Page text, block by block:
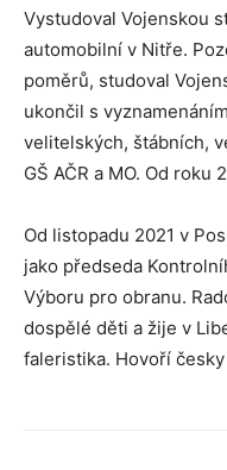
Vystudoval Vojenskou
automobilní v Nitře.
poměrů, studoval
ukončil s
velitelských, štábních,
GŠ AČR a MO. Od roku
Od listopadu 2021 v
jako předseda
Výboru pro obranu.
dospělé děti a žije v
faleristika. Hovoří česky